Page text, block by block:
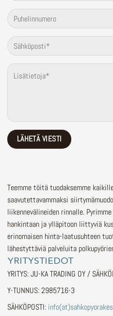
Teemme töitä tuodaksemme
saavutettavammaksi
liikennevälineiden rinnalle.
hankintaan ja ylläpitoon liittyviä
erinomaisen hinta-laatusuhteen
lähestyttäviä palveluita
YRITYSTIEDOT
YRITYS: JU-KA TRADING OY /
Y-TUNNUS: 2985716-3
SÄHKÖPOSTI: